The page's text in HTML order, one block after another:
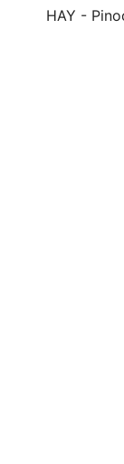
HAY -